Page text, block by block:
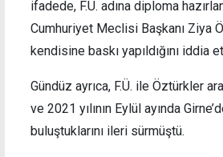
ifadede, F.Ü. adına diploma
Cumhuriyet Meclisi Başkanı Ziya
kendisine baskı yapıldığını iddia
Gündüz ayrıca, F.Ü. ile Öztürkler
ve 2021 yılının Eylül ayında
buluştuklarını ileri sürmüştü.